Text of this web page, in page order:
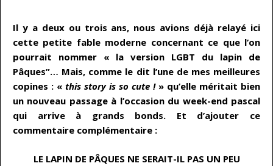
Il y a deux ou trois ans, nous avions déjà relayé ici
cette petite fable moderne concernant ce que l’on
pourrait nommer « la version LGBT du lapin de
Pâques”… Mais, comme le dit l’une de mes meilleures
copines : « this story is so cute ! » qu’elle méritait bien
un nouveau passage à l’occasion du week-end pascal
qui arrive à grands bonds. Et d’ajouter ce
commentaire complémentaire :
LE LAPIN DE PÂQUES NE SERAIT-IL PAS UN PEU